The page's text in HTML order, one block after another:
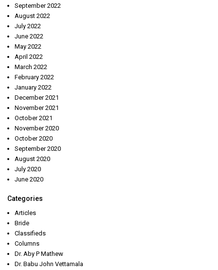
September 2022
August 2022
July 2022
June 2022
May 2022
April 2022
March 2022
February 2022
January 2022
December 2021
November 2021
October 2021
November 2020
October 2020
September 2020
August 2020
July 2020
June 2020
Categories
Articles
Bride
Classifieds
Columns
Dr. Aby P Mathew
Dr. Babu John Vettamala